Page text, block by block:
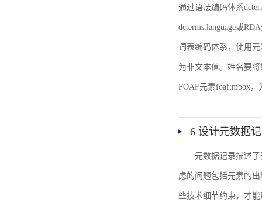
通过语法编码体系
dcterms:language或
词表编码体系，使用元
为非文本值。姓名要
FOAF元素foaf:mbox，
6 设计元数据
元数据记录描述
虑的问题包括元素的
些技术细节约束，才